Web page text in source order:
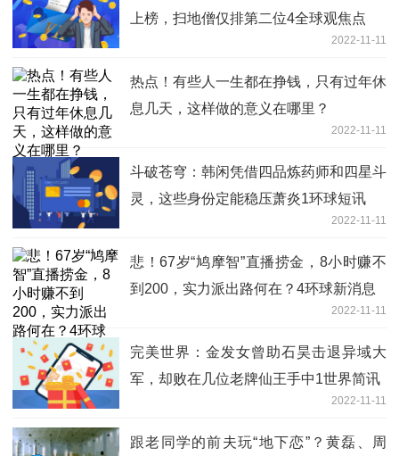
上榜，扫地僧仅排第二位4全球观焦点
2022-11-11
热点！有些人一生都在挣钱，只有过年休
息几天，这样做的意义在哪里？
2022-11-11
斗破苍穹：韩闲凭借四品炼药师和四星斗
灵，这些身份定能稳压萧炎1环球短讯
2022-11-11
悲！67岁“鸠摩智”直播捞金，8小时赚不
到200，实力派出路何在？4环球新消息
2022-11-11
完美世界：金发女曾助石昊击退异域大
军，却败在几位老牌仙王手中1世界简讯
2022-11-11
跟老同学的前夫玩“地下恋”？黄磊、周